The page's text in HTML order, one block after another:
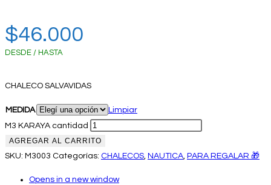
$46.000
DESDE / HASTA
CHALECO SALVAVIDAS
MEDIDA
Limpiar
M3 KARAYA cantidad
AGREGAR AL CARRITO
SKU: M3003 Categorías: CHALECOS, NAUTICA, PARA REGALAR 🎁
Opens in a new window